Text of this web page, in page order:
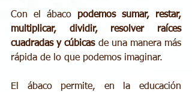
Con el ábaco podemos sumar, restar,
multiplicar, dividir, resolver raíces
cuadradas y cúbicas de una manera más
rápida de lo que podemos imaginar.
El ábaco permite, en la educación